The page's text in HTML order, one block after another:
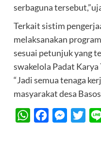
serbaguna
Terkait sistim
melaksanakan
sesuai petunjuk yang
swakelola Padat Karya
“Jadi semua tenaga
masyarakat desa
WhatsAppFacebook